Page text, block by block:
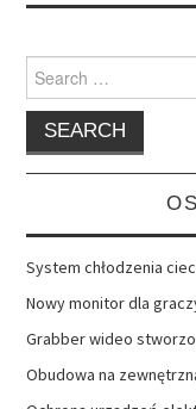
Search
for:
System chłodzenia
Nowy monitor dla
Grabber wideo
Obudowa na